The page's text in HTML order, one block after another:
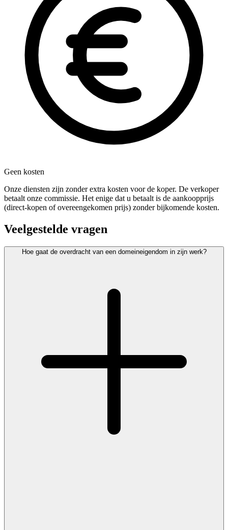
Geen kosten
Onze diensten zijn zonder extra kosten voor de koper. De verkoper
betaalt onze commissie. Het enige dat u betaalt is de aankoopprijs
(direct-kopen of overeengekomen prijs) zonder bijkomende kosten.
Veelgestelde vragen
Hoe gaat de overdracht van een domeineigendom in zijn werk?